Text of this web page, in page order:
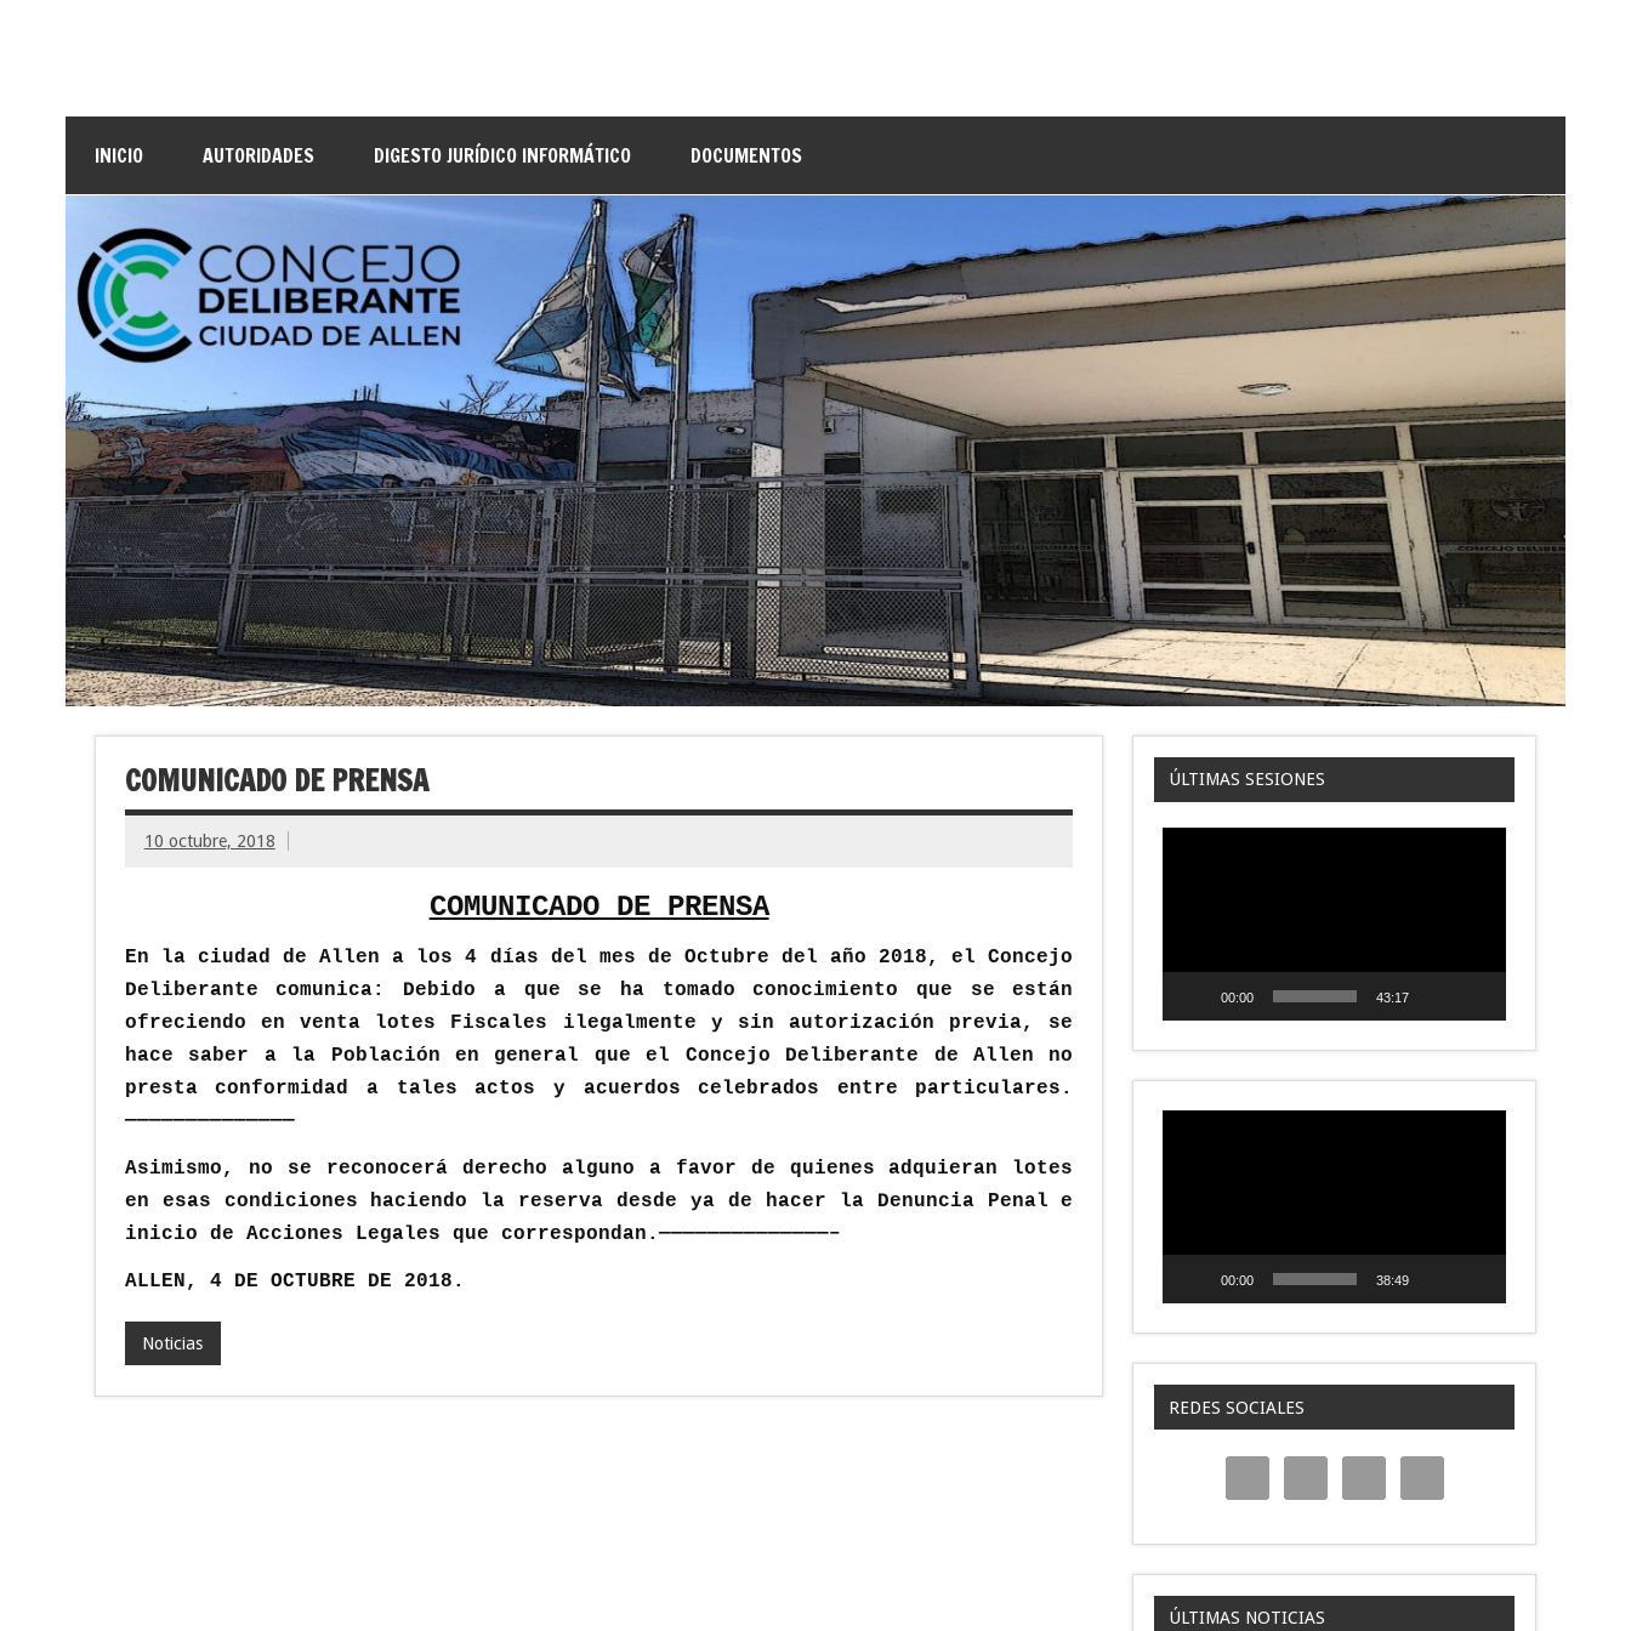
INICIO AUTORIDADES DIGESTO JURÍDICO INFORMÁTICO DOCUMENTOS
COMUNICADO DE PRENSA
10 octubre, 2018
COMUNICADO DE PRENSA
En la ciudad de Allen a los 4 días del mes de Octubre del año 2018, el Concejo
Deliberante comunica: Debido a que se ha tomado conocimiento que se están
ofreciendo en venta lotes Fiscales ilegalmente y sin autorización previa, se
hace saber a la Población en general que el Concejo Deliberante de Allen no
presta conformidad a tales actos y acuerdos celebrados entre particulares.
——————————————
Asimismo, no se reconocerá derecho alguno a favor de quienes adquieran lotes
en esas condiciones haciendo la reserva desde ya de hacer la Denuncia Penal e
inicio de Acciones Legales que correspondan.——————————————–
ALLEN, 4 DE OCTUBRE DE 2018.
Noticias
ÚLTIMAS SESIONES
00:00 43:17
00:00 38:49
REDES SOCIALES
ÚLTIMAS NOTICIAS